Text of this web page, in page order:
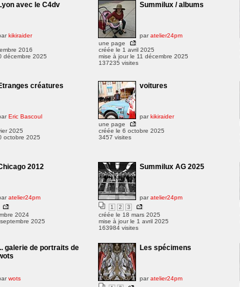
avec le C4dv
kikiraider
2016
décembre 2025
Summilux / albums
paratelier24pm
une page
créée le 1 avril 2025
mise à jour le 11 décembre 2025
137235 visites
créatures
Eric Bascoul
2025
octobre 2025
voitures
parkikiraider
une page
créée le 6 octobre 2025
3457 visites
2012
atelier24pm
2024
2025
Summilux AG 2025
paratelier24pm
1 2 3
créée le 18 mars 2025
mise à jour le 1 avril 2025
163984 visites
galerie de portraits de
wots
Les spécimens
paratelier24pm